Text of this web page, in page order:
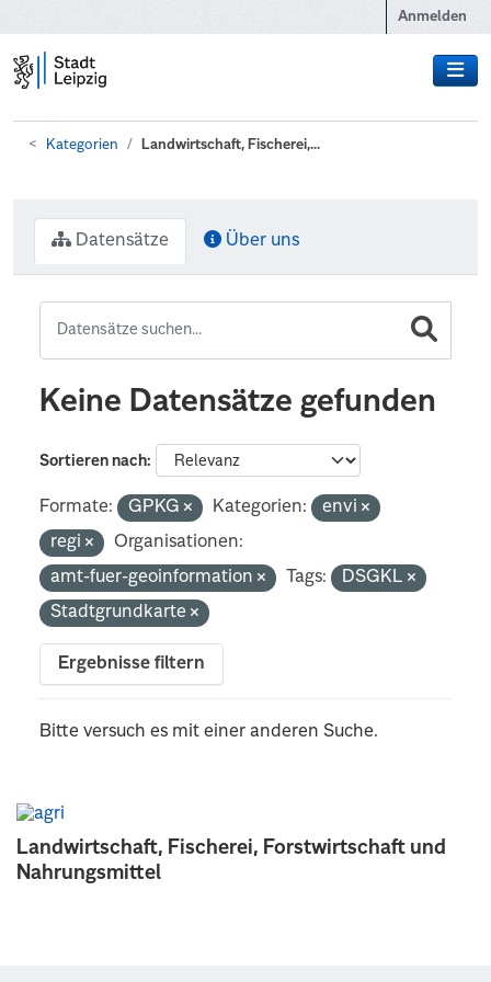
Anmelden
Kategorien Landwirtschaft, Fischerei,...
Landwirtschaft, Fischerei, Forstwirtschaft und
Nahrungsmittel
Datensätze Über uns
Keine Datensätze gefunden
Sortieren nach
Formate: GPKG Kategorien:
envi
regi
Organisationen:
amt-fuer-geoinformation
Tags:
DSGKL
Stadtgrundkarte
Ergebnisse filtern
Bitte versuch es mit einer anderen Suche.